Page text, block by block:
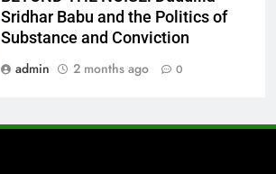
Sridhar Babu and the Politics of
Substance and Conviction
admin
2 months ago 0